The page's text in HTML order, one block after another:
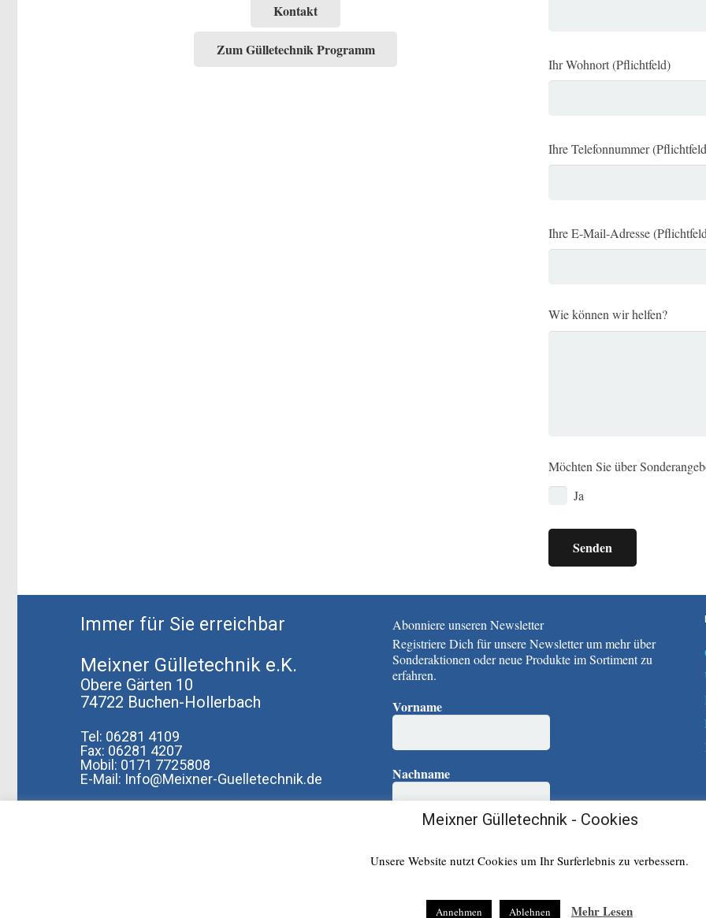
Kontakt
Zum Gülletechnik Programm
Ihr Wohnort (Pflichtfeld)
Ihre Telefonnummer
Ihre E-Mail-Adresse
Wie können wir helfen?
Möchten Sie über
Ja
Immer für Sie erreichbar
Meixner Gülletechnik e.K.
Obere Gärten 10
74722 Buchen-Hollerbach
Tel: 06281 4109
Fax: 06281 4207
Mobil: 0171 7725808
E-Mail: Info@Meixner-Guelletechnik.de
Abonniere unseren Newsletter
Registriere Dich für unsere Newsletter um mehr über
Sonderaktionen oder neue Produkte im Sortiment zu
erfahren.
Vorname
Nachname
Meixner Gülletechnik - Cookies
Unsere Website nutzt Cookies um Ihr Surferlebnis zu verbessern.
Annehmen Ablehnen Mehr Lesen